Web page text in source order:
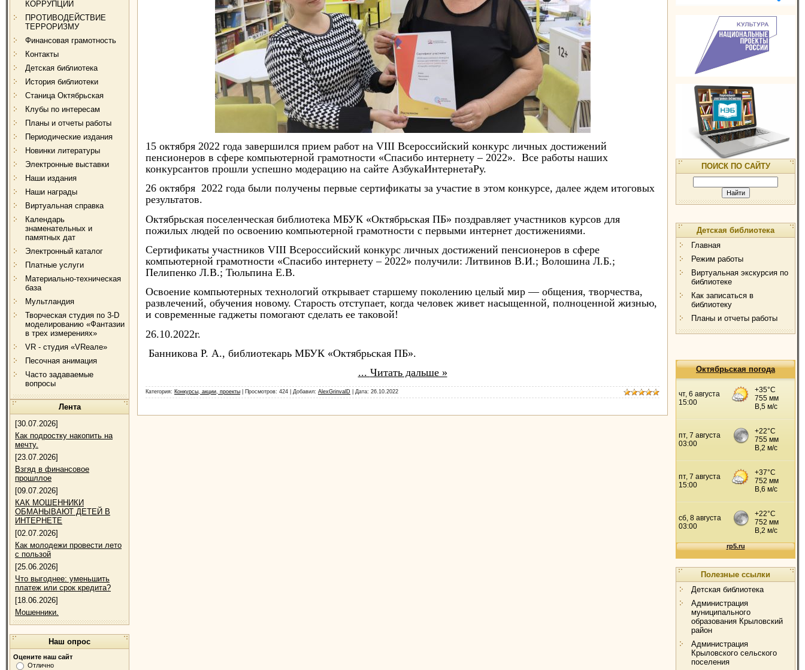
КОРРУПЦИИ
ПРОТИВОДЕЙСТВИЕ
ТЕРРОРИЗМУ
Финансовая грамотность
Контакты
Детская библиотека
История библиотеки
Станица Октябрьская
Клубы по интересам
Планы и отчеты работы
Периодические издания
Новинки литературы
Электронные выставки
Наши издания
Наши награды
Виртуальная справка
Календарь
знаменательных и
памятных дат
Электронный каталог
Платные услуги
Материально-техническая
база
Мультландия
Творческая студия по 3-D
моделированию «Фантазии
в трех измерениях»
VR - студия «VRеале»
Песочная анимация
Часто задаваемые
вопросы
Лента
[30.07.2026]
Как подростку накопить на
мечту.
[23.07.2026]
Взгяд в финансовое
прошллое
[09.07.2026]
КАК МОШЕННИКИ
ОБМАНЫВАЮТ ДЕТЕЙ В
ИНТЕРНЕТЕ
[02.07.2026]
Как молодежи провести лето
с пользой
[25.06.2026]
Что выгоднее: уменьшить
платеж или срок кредита?
[18.06.2026]
Мошенники.
Наш опрос
Оцените наш сайт
Отлично
15 октября 2022 года завершился прием работ на VIII Всероссийский конкурс личных достижений
пенсионеров в сфере компьютерной грамотности «Спасибо интернету – 2022». Все работы наших
конкурсантов прошли успешно модерацию на сайте АзбукаИнтернетаРу.
26 октября 2022 года были получены первые сертификаты за участие в этом конкурсе, далее ждем итоговых
результатов.
Октябрьская поселенческая библиотека МБУК «Октябрьская ПБ» поздравляет участников курсов для
пожилых людей по освоению компьютерной грамотности с первыми интернет достижениями.
Сертификаты участников VIII Всероссийский конкурс личных достижений пенсионеров в сфере
компьютерной грамотности «Спасибо интернету – 2022» получили: Литвинов В.И.; Волошина Л.Б.;
Пелипенко Л.В.; Тюльпина Е.В.
Освоение компьютерных технологий открывает старшему поколению целый мир — общения, творчества,
развлечений, обучения новому. Старость отступает, когда человек живет насыщенной, полноценной жизнью,
и современные гаджеты помогают сделать ее таковой!
26.10.2022г.
Банникова Р. А., библиотекарь МБУК «Октябрьская ПБ».
... Читать дальше »
Категория: Конкурсы, акции, проекты | Просмотров: 424 | Добавил: AlexGrinvalD | Дата: 26.10.2022
ПОИСК ПО САЙТУ
Детская библиотека
Главная
Режим работы
Виртуальная экскурсия по
библиотеке
Как записаться в
библиотеку
Планы и отчеты работы
Октябрьская погода
Полезные ссылки
Детская библиотека
Администрация
муниципального
образования Крыловский
район
Администрация
Крыловского сельского
поселения